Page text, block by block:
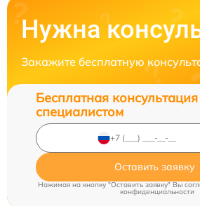
Нужна
Закажите бесплатную
Бесплатная
специалистом
Оставить заявку
Нажимая на кнопку "Оставить заявку" Вы
конфиденциальности